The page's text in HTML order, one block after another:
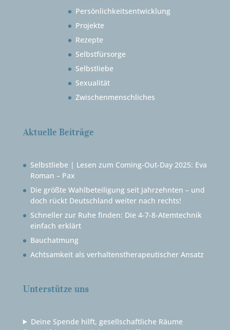
Persönlichkeitsentwicklung
Projekte
Rezepte
Selbstfürsorge
Selbstliebe
Sexualität
Zwischenmenschliches
Aktuelle Beiträge
Selbstliebe | Lesen zum Coming-Out-Day 2025: Eva
Roman – Pax
Die größte Wahlbeteiligung seit Jahrzehnten – und
doch rückt Deutschland weiter nach rechts!
Schneller zur Ruhe finden: Die 4-7-8-Atemtechnik
einfach erklärt
Bauchatmung
Achtsamkeit als verhaltenstherapeutischer Ansatz
Unterstütze uns
Deine Spende hilft, gesellschaftliche Räume